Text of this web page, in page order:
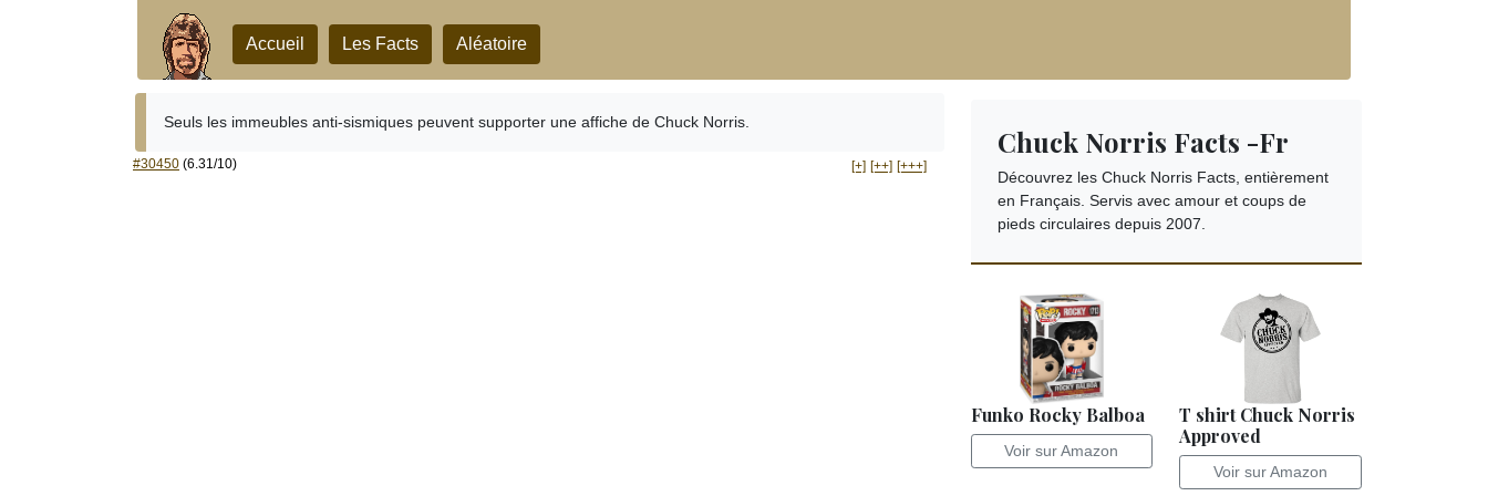
Accueil Les Facts Aléatoire
Seuls les immeubles anti-sismiques peuvent supporter une affiche de Chuck Norris.
#30450 (6.31/10) [+] [++] [+++]
Chuck Norris Facts -Fr
Découvrez les Chuck Norris Facts, entièrement
en Français. Servis avec amour et coups de
pieds circulaires depuis 2007.
Funko Rocky Balboa
Voir sur Amazon
T shirt Chuck Norris
Approved
Voir sur Amazon